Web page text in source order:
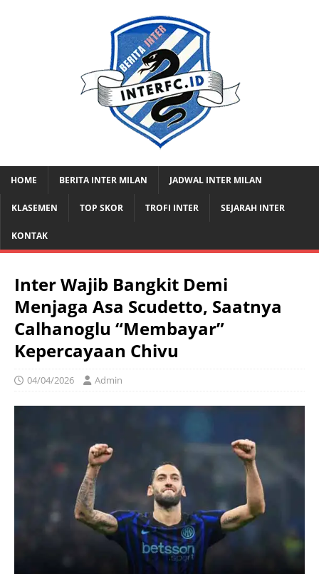
HOME BERITA INTER MILAN JADWAL INTER MILAN
KLASEMEN TOP SKOR TROFI INTER SEJARAH INTER
KONTAK
Inter Wajib Bangkit Demi
Menjaga Asa Scudetto, Saatnya
Calhanoglu “Membayar”
Kepercayaan Chivu
04/04/2026 Admin